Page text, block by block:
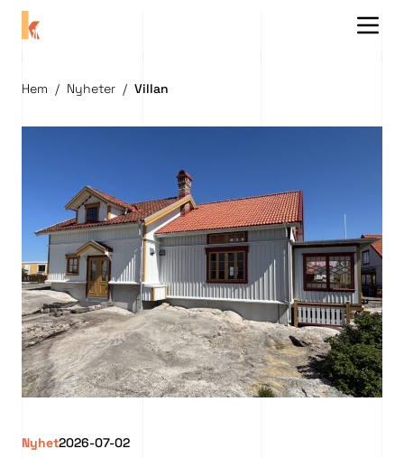
Hem / Nyheter / Villan
Nyhet2026-07-02